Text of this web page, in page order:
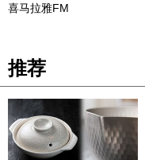
喜马拉雅FM
推荐